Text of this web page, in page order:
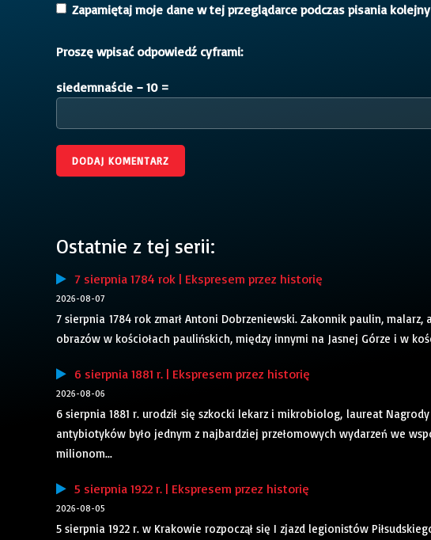
Zapamiętaj moje dane w tej przeglądarce podczas pisania
Proszę wpisać odpowiedź cyframi:
siedemnaście − 10 =
Ostatnie z tej serii:
7 sierpnia 1784 rok | Ekspresem przez historię
2026-08-07
7 sierpnia 1784 rok zmarł Antoni Dobrzeniewski. Zakonnik paulin,
obrazów w kościołach paulińskich, między innymi na Jasnej Górze i w
6 sierpnia 1881 r. | Ekspresem przez historię
2026-08-06
6 sierpnia 1881 r. urodził się szkocki lekarz i mikrobiolog, laureat
antybiotyków było jednym z najbardziej przełomowych wydarzeń we
milionom...
5 sierpnia 1922 r. | Ekspresem przez historię
2026-08-05
5 sierpnia 1922 r. w Krakowie rozpoczął się I zjazd legionistów